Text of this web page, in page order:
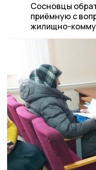
Сосновцы
приёмную с
жилищно-